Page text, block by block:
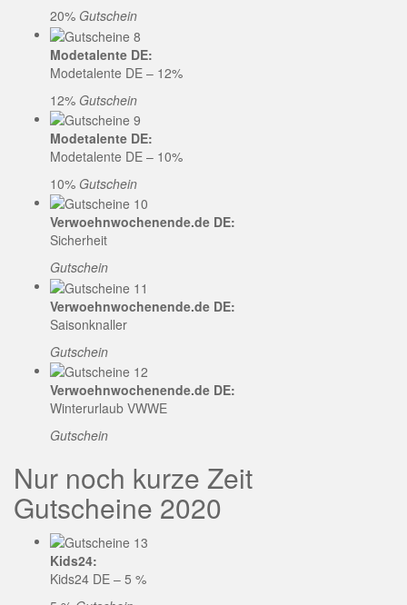
20% Gutschein
Modetalente DE:
Modetalente DE – 12%
12% Gutschein
Modetalente DE:
Modetalente DE – 10%
10% Gutschein
Verwoehnwochenende.de DE:
Sicherheit
Gutschein
Verwoehnwochenende.de DE:
Saisonknaller
Gutschein
Verwoehnwochenende.de DE:
Winterurlaub VWWE
Gutschein
Nur noch kurze Zeit
Gutscheine 2020
Kids24:
Kids24 DE – 5 %